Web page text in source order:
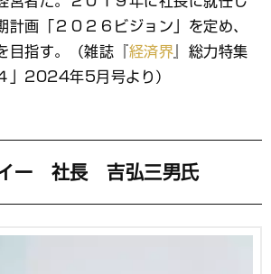
計画「２０２６ビジョン」を定め、
目指す。（雑誌『 経済界 』総力特集
」2024年5月号より）
イー 社長 吉弘三男氏